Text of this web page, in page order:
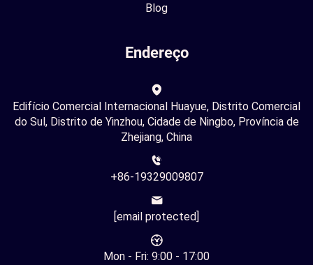
Blog
Endereço
Edifício Comercial Internacional Huayue, Distrito Comercial
do Sul, Distrito de Yinzhou, Cidade de Ningbo, Província de
Zhejiang, China
+86-19329009807
[email protected]
Mon - Fri: 9:00 - 17:00